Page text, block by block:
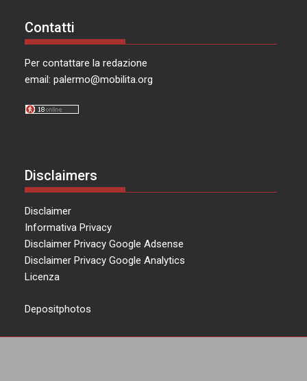
Contatti
Per contattare la redazione
email:palermo@mobilita.org
Disclaimers
Disclaimer
Informativa Privacy
Disclaimer Privacy Google Adsense
Disclaimer Privacy Google Analytics
Licenza
Depositphotos